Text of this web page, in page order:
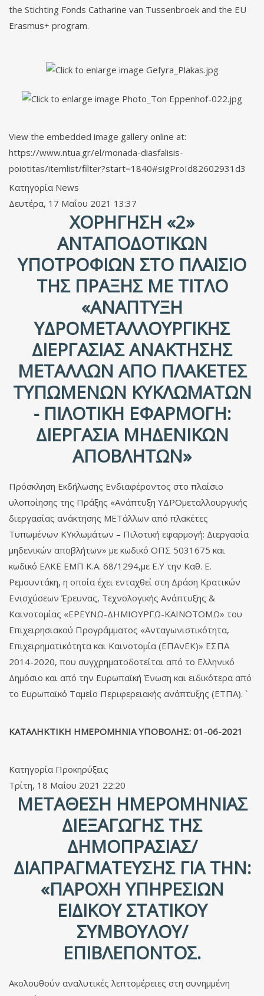
the Stichting Fonds Catharine van Tussenbroek and the EU
Erasmus+ program.
View the embedded image gallery online at:
https://www.ntua.gr/el/monada-diasfalisis-
poiotitas/itemlist/filter?start=1840#sigProId82602931d3
Κατηγορία News
Δευτέρα, 17 Μαΐου 2021 13:37
ΧΟΡΉΓΗΣΗ «2»
ΑΝΤΑΠΟΔΟΤΙΚΏΝ
ΥΠΟΤΡΟΦΙΏΝ ΣΤΟ ΠΛΑΊΣΙΟ
ΤΗΣ ΠΡΆΞΗΣ ΜΕ ΤΊΤΛΟ
«ΑΝΆΠΤΥΞΗ
ΥΔΡΟΜΕΤΑΛΛΟΥΡΓΙΚΉΣ
ΔΙΕΡΓΑΣΊΑΣ ΑΝΆΚΤΗΣΗΣ
ΜΕΤΆΛΛΩΝ ΑΠΌ ΠΛΑΚΈΤΕΣ
ΤΥΠΩΜΈΝΩΝ ΚΥΚΛΩΜΆΤΩΝ
- ΠΙΛΟΤΙΚΉ ΕΦΑΡΜΟΓΉ:
ΔΙΕΡΓΑΣΊΑ ΜΗΔΕΝΙΚΏΝ
ΑΠΟΒΛΉΤΩΝ»
Πρόσκληση Εκδήλωσης Ενδιαφέροντος στο πλαίσιο
υλοποίησης της Πράξης «Ανάπτυξη ΥΔΡΟμεταλλουργικής
διεργασίας ανάκτησης ΜΕΤάλλων από πλακέτες
Τυπωμένων ΚΥκλωμάτων – Πιλοτική εφαρμογή: Διεργασία
μηδενικών αποβλήτων» με κωδικό ΟΠΣ 5031675 και
κωδικό ΕΛΚΕ ΕΜΠ Κ.Α. 68/1294,με Ε.Υ την Καθ. Ε.
Ρεμουντάκη, η οποία έχει ενταχθεί στη Δράση Κρατικών
Ενισχύσεων Έρευνας, Τεχνολογικής Ανάπτυξης &
Καινοτομίας «ΕΡΕΥΝΩ-ΔΗΜΙΟΥΡΓΩ-ΚΑΙΝΟΤΟΜΩ» του
Επιχειρησιακού Προγράμματος «Ανταγωνιστικότητα,
Επιχειρηματικότητα και Καινοτομία (ΕΠΑνΕΚ)» ΕΣΠΑ
2014-2020, που συγχρηματοδοτείται από το Ελληνικό
Δημόσιο και από την Ευρωπαϊκή Ένωση και ειδικότερα από
το Ευρωπαϊκό Ταμείο Περιφερειακής ανάπτυξης (ΕΤΠΑ). `
ΚΑΤΑΛΗΚΤΙΚΗ ΗΜΕΡΟΜΗΝΙΑ ΥΠΟΒΟΛΗΣ: 01-06-2021
Κατηγορία Προκηρύξεις
Τρίτη, 18 Μαΐου 2021 22:20
ΜΕΤΆΘΕΣΗ ΗΜΕΡΟΜΗΝΊΑΣ
ΔΙΕΞΑΓΩΓΉΣ ΤΗΣ
ΔΗΜΟΠΡΑΣΊΑΣ/
ΔΙΑΠΡΑΓΜΆΤΕΥΣΗΣ ΓΙΑ ΤΗΝ:
«ΠΑΡΟΧΉ ΥΠΗΡΕΣΙΏΝ
ΕΙΔΙΚΟΎ ΣΤΑΤΙΚΟΎ
ΣΥΜΒΟΎΛΟΥ/
ΕΠΙΒΛΈΠΟΝΤΟΣ.
Ακολουθούν αναλυτικές λεπτομέρειες στη συνημμένη